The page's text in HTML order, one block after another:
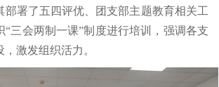
部署了五四评优、团支部主题教育相关工
“三会两制一课”制度进行培训，强调各支
激发组织活力。